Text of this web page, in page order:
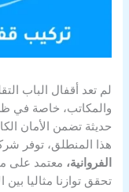
لم تعد أقفال الباب
والمكاتب، خاصة في
حديثة تضمن الأمان
هذا المنطلق، توفر
الفروانية، معتمد على
تحقق توازنا مثاليا